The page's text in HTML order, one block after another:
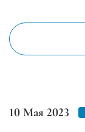
10 Мая 2023